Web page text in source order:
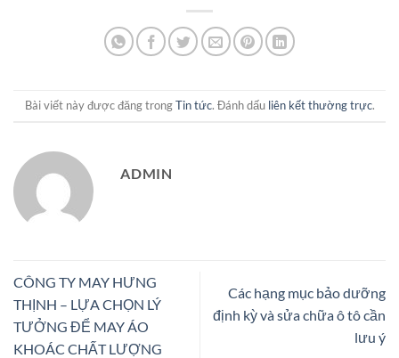
Bài viết này được đăng trongTin tức. Đánh dấu liên kết thường trực.
ADMIN
CÔNG TY MAY HƯNG
THỊNH – LỰA CHỌN LÝ
TƯỞNG ĐỂ MAY ÁO
KHOÁC CHẤT LƯỢNG
Các hạng mục bảo dưỡng
định kỳ và sửa chữa ô tô cần
lưu ý